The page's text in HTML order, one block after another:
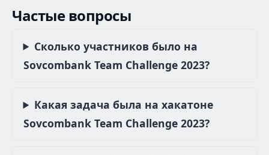
Частые вопросы
Сколько участников было на
Sovcombank Team Challenge 2023?
Какая задача была на хакатоне
Sovcombank Team Challenge 2023?